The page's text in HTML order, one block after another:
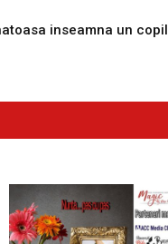
inseamna un copil